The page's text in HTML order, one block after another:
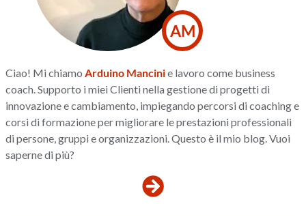
AM
Ciao! Mi chiamoArduino Mancinie lavoro come business
coach. Supporto i miei Clienti nella gestione di progetti di
innovazione e cambiamento, impiegando percorsi di coaching e
corsi di formazione per migliorare le prestazioni professionali
di persone, gruppi e organizzazioni. Questo è il mio blog. Vuoi
saperne di più?